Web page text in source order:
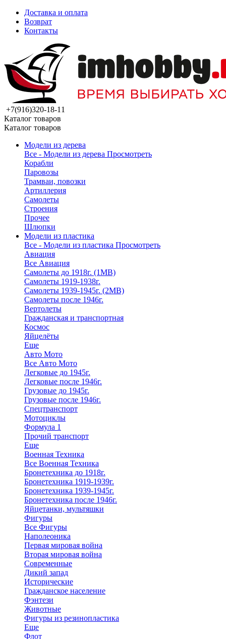
Доставка и оплата
Возврат
Контакты
+7(916)320-18-11
Каталог товаров
Каталог товаров
Модели из дерева
Все - Модели из дерева Просмотреть
Корабли
Паровозы
Трамваи, повозки
Артиллерия
Самолеты
Строения
Прочее
Шлюпки
Модели из пластика
Все - Модели из пластика Просмотреть
Авиация
Все Авиация
Самолеты до 1918г. (1МВ)
Самолеты 1919-1938г.
Самолеты 1939-1945г. (2МВ)
Самолеты после 1946г.
Вертолеты
Гражданская и транспортная
Космос
Яйцелёты
Еще
Авто Мото
Все Авто Мото
Легковые до 1945г.
Легковые после 1946г.
Грузовые до 1945г.
Грузовые после 1946г.
Спецтранспорт
Мотоциклы
Формула 1
Прочий транспорт
Еще
Военная Техника
Все Военная Техника
Бронетехника до 1918г.
Бронетехника 1919-1939г.
Бронетехника 1939-1945г.
Бронетехника после 1946г.
Яйцетанки, мультяшки
Фигуры
Все Фигуры
Наполеоника
Первая мировая война
Вторая мировая война
Современные
Дикий запад
Исторические
Гражданское население
Фэнтези
Животные
Фигуры из резинопластика
Еще
Флот